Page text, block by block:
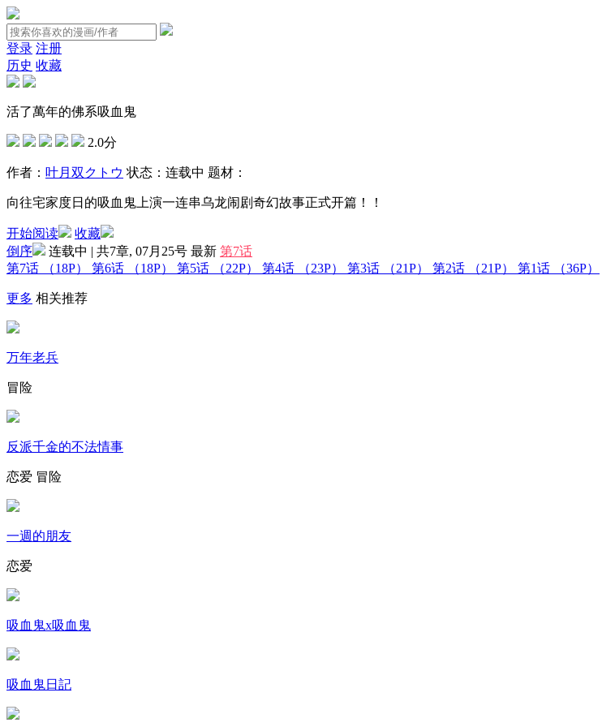
登录 注册
历史 收藏
活了萬年的佛系吸血鬼
2.0分
作者： 叶月双 クトウ 状态： 连载中 题材：
向往宅家度日的吸血鬼上演一连串乌龙闹剧奇幻故事正式开篇！！
开始阅读
收藏
倒序
连载中 | 共7章, 07月25号 最新 第7话
第7话
（18P） 第6话 （18P） 第5话 （22P） 第4话 （23P） 第3话 （21P） 第2话 （21P） 第1话 （36P）
更多 相关推荐
万年老兵
冒险
反派千金的不法情事
恋爱 冒险
一週的朋友
恋爱
吸血鬼x吸血鬼
吸血鬼日記